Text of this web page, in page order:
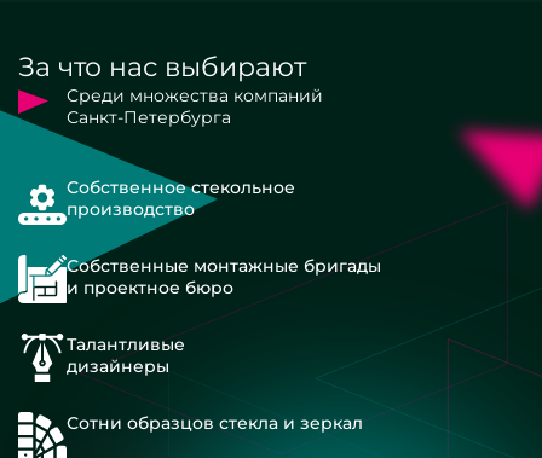
За что нас выбирают
Среди множества компаний
Санкт-Петербурга
Собственное стекольное
производство
Собственные монтажные бригады
и проектное бюро
Талантливые
дизайнеры
Сотни образцов стекла и зеркал